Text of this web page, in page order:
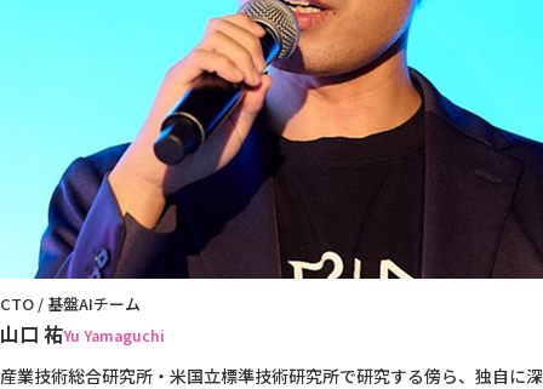
CTO / 基盤AIチーム
山口 祐Yu Yamaguchi
産業技術総合研究所・米国立標準技術研究所で研究する傍ら、独自に